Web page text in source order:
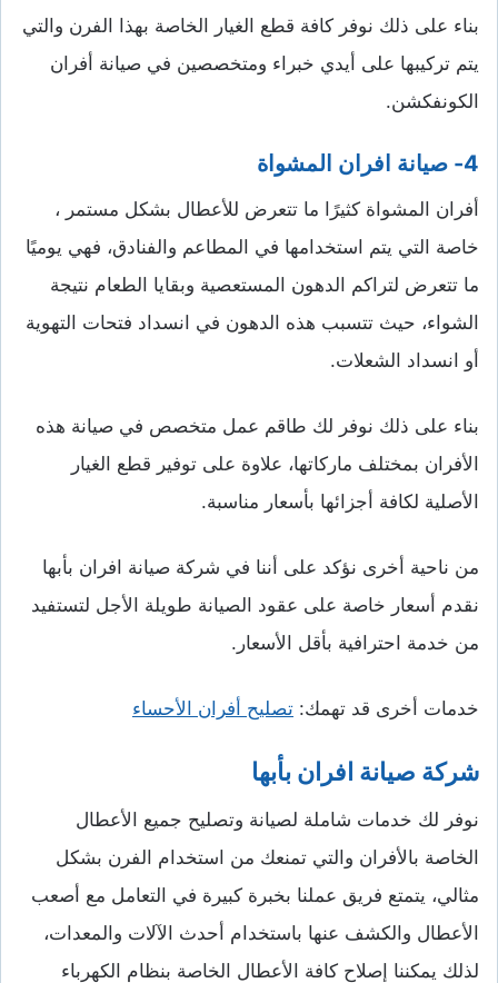
بناء على ذلك نوفر كافة قطع الغيار الخاصة بهذا الفرن والتي
يتم تركيبها على أيدي خبراء ومتخصصين في صيانة أفران
الكونفكشن.
4- صيانة افران المشواة
أفران المشواة كثيرًا ما تتعرض للأعطال بشكل مستمر ،
خاصة التي يتم استخدامها في المطاعم والفنادق، فهي يوميًا
ما تتعرض لتراكم الدهون المستعصية وبقايا الطعام نتيجة
الشواء، حيث تتسبب هذه الدهون في انسداد فتحات التهوية
أو انسداد الشعلات.
بناء على ذلك نوفر لك طاقم عمل متخصص في صيانة هذه
الأفران بمختلف ماركاتها، علاوة على توفير قطع الغيار
الأصلية لكافة أجزائها بأسعار مناسبة.
من ناحية أخرى نؤكد على أننا في شركة صيانة افران بأبها
نقدم أسعار خاصة على عقود الصيانة طويلة الأجل لتستفيد
من خدمة احترافية بأقل الأسعار.
خدمات أخرى قد تهمك: تصليح أفران الأحساء
شركة صيانة افران بأبها
نوفر لك خدمات شاملة لصيانة وتصليح جميع الأعطال
الخاصة بالأفران والتي تمنعك من استخدام الفرن بشكل
مثالي، يتمتع فريق عملنا بخبرة كبيرة في التعامل مع أصعب
الأعطال والكشف عنها باستخدام أحدث الآلات والمعدات،
لذلك يمكننا إصلاح كافة الأعطال الخاصة بنظام الكهرباء